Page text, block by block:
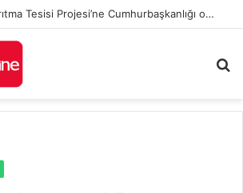
Erikli Atık Su Arıtma Tesisi Projesi’ne Cumhurbaşkanlığı onayı
...